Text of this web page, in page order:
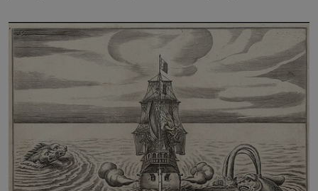
výslechů nikdo nevyvíjel fyzický ani psychický nátlak.
Syn brněnského řezníka chce být knězem a